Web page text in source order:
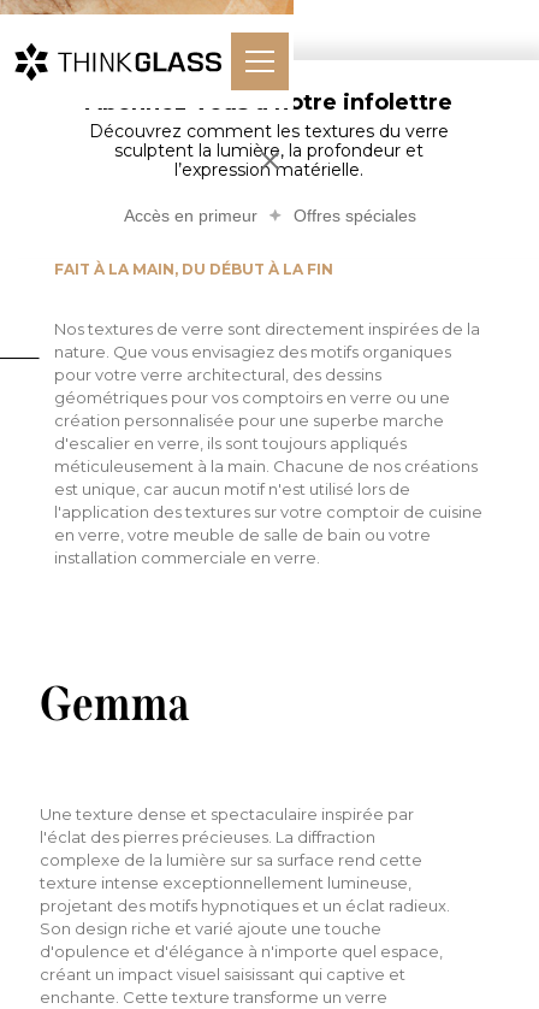
Abonnez-vous à notre infolettre
Découvrez comment les textures du verre
sculptent la lumière, la profondeur et
l’expression matérielle.
Accès en primeur Offres spéciales
Textures du verre
FAIT À LA MAIN, DU DÉBUT À LA FIN
Nos textures de verre sont directement inspirées de la
nature. Que vous envisagiez des motifs organiques
pour votre verre architectural, des dessins
géométriques pour vos comptoirs en verre ou une
création personnalisée pour une superbe marche
d'escalier en verre, ils sont toujours appliqués
méticuleusement à la main. Chacune de nos créations
est unique, car aucun motif n'est utilisé lors de
l'application des textures sur votre comptoir de cuisine
en verre, votre meuble de salle de bain ou votre
installation commerciale en verre.
Gemma
Une texture dense et spectaculaire inspirée par
l'éclat des pierres précieuses. La diffraction
complexe de la lumière sur sa surface rend cette
texture intense exceptionnellement lumineuse,
projetant des motifs hypnotiques et un éclat radieux.
Son design riche et varié ajoute une touche
d'opulence et d'élégance à n'importe quel espace,
créant un impact visuel saisissant qui captive et
enchante. Cette texture transforme un verre